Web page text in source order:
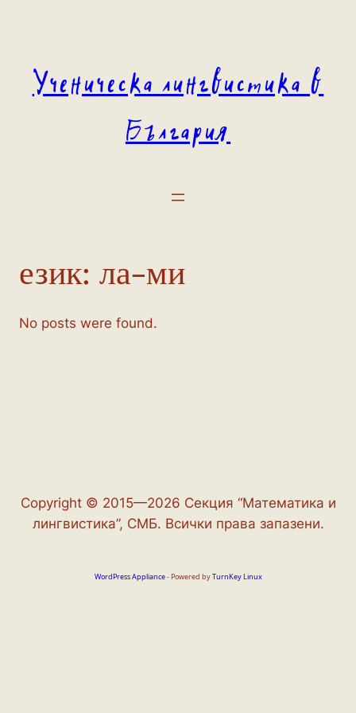
Ученическа лингвистика в
България
език: ла-ми
No posts were found.
Copyright © 2015—2026 Секция “Математика и
лингвистика”, СМБ. Всички права запазени.
WordPress Appliance- Powered byTurnKey Linux